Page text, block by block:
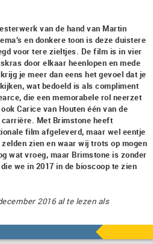
van de hand van Martin
en donkere toon is deze duistere
voor tere zieltjes. De film is in vier
door elkaar heenlopen en mede
je meer dan eens het gevoel dat je
wat bedoeld is als compliment
die een memorabele rol neerzet
Carice van Houten één van de
Met Brimstone heeft
film afgeleverd, maar wel eentje
zien en waar wij trots op mogen
wat vroeg, maar Brimstone is zonder
we in 2017 in de bioscoop te zien
2016 al te lezen als